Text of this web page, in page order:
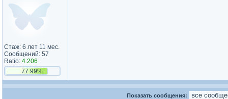
Стаж: 6 лет 11 мес.
Сообщений: 57
Ratio: 4.206
77.99%
Показать сообщения: